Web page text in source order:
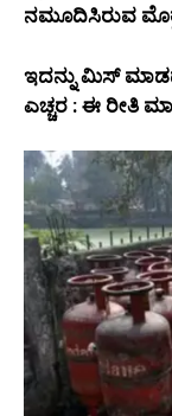
ನಮೂದಿಸಿರುವ
ಇದನ್ನು ಮಿಸ್‌
ಎಚ್ಚರ : ಈ ರೀತಿ